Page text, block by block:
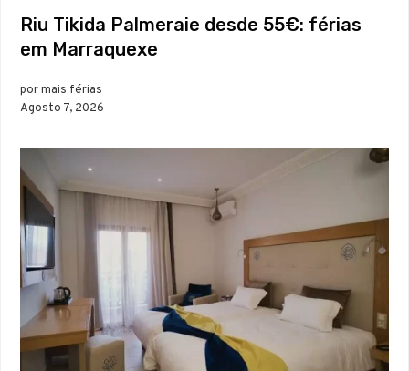
Riu Tikida Palmeraie desde 55€: férias
em Marraquexe
por mais férias
Agosto 7, 2026